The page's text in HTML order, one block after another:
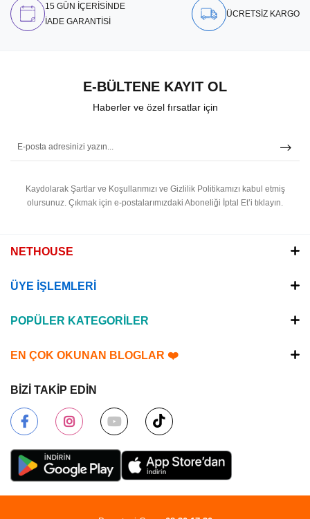
15 GÜN İÇERİSİNDE
İADE GARANTİSİ
ÜCRETSİZ KARGO
E-BÜLTENE KAYIT OL
Haberler ve özel fırsatlar için
Kaydolarak Şartlar ve Koşullarımızı ve Gizlilik Politikamızı kabul etmiş
olursunuz. Çıkmak için e-postalarımızdaki Aboneliği İptal Et’i tıklayın.
NETHOUSE
ÜYE İŞLEMLERİ
POPÜLER KATEGORİLER
EN ÇOK OKUNAN BLOGLAR ❤️
BİZİ TAKİP EDİN